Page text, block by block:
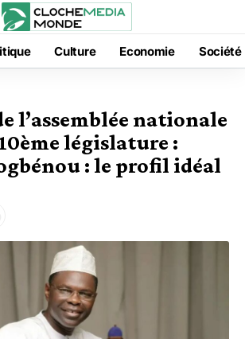
Culture Economie Société
l’assemblée nationale
législature :
: le profil idéal